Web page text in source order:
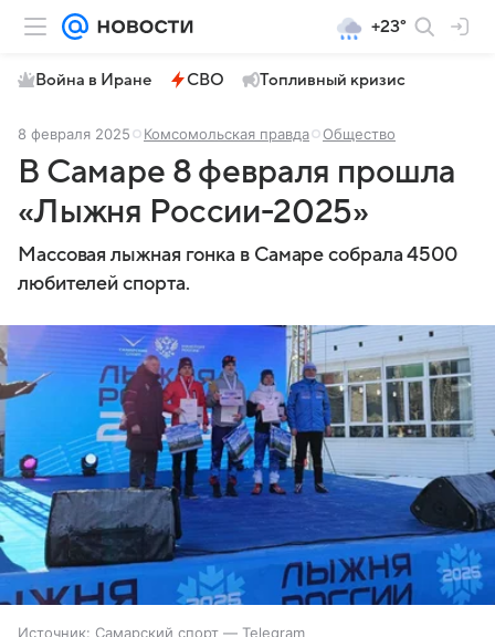
+23°
Война в Иране СВО Топливный кризис
8 февраля 2025 Комсомольская правда Общество
В Самаре 8 февраля прошла
«Лыжня России-2025»
Массовая лыжная гонка в Самаре собрала 4500
любителей спорта.
Источник: Самарский спорт — Telegram